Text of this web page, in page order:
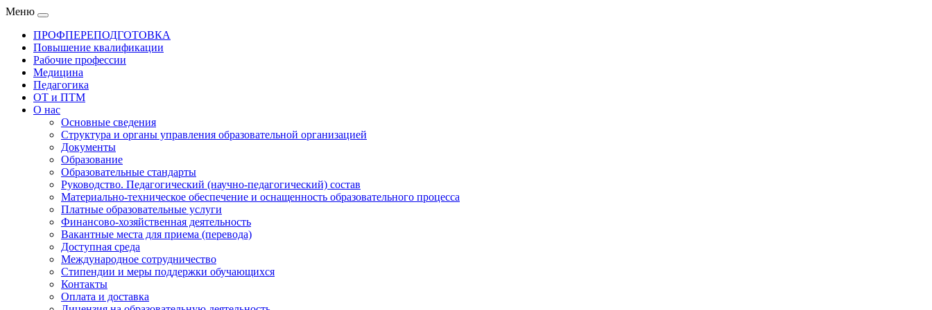
Меню
ПРОФПЕРЕПОДГОТОВКА
Повышение квалификации
Рабочие профессии
Медицина
Педагогика
ОТ и ПТМ
О нас
Основные сведения
Структура и органы управления образовательной организацией
Документы
Образование
Образовательные стандарты
Руководство. Педагогический (научно-педагогический) состав
Материально-техническое обеспечение и оснащенность образовательного процесса
Платные образовательные услуги
Финансово-хозяйственная деятельность
Вакантные места для приема (перевода)
Доступная среда
Международное сотрудничество
Стипендии и меры поддержки обучающихся
Контакты
Оплата и доставка